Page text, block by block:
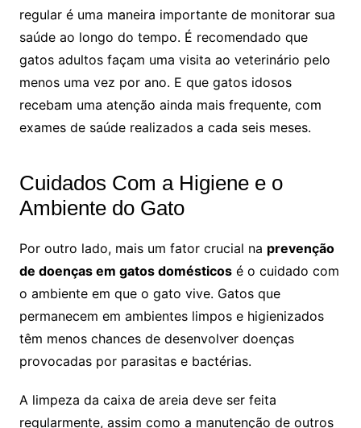
regular é uma maneira importante de monitorar sua
saúde ao longo do tempo. É recomendado que
gatos adultos façam uma visita ao veterinário pelo
menos uma vez por ano. E que gatos idosos
recebam uma atenção ainda mais frequente, com
exames de saúde realizados a cada seis meses.
Cuidados Com a Higiene e o
Ambiente do Gato
Por outro lado, mais um fator crucial na prevenção
de doenças em gatos domésticosé o cuidado com
o ambiente em que o gato vive. Gatos que
permanecem em ambientes limpos e higienizados
têm menos chances de desenvolver doenças
provocadas por parasitas e bactérias.
A limpeza da caixa de areia deve ser feita
regularmente, assim como a manutenção de outros